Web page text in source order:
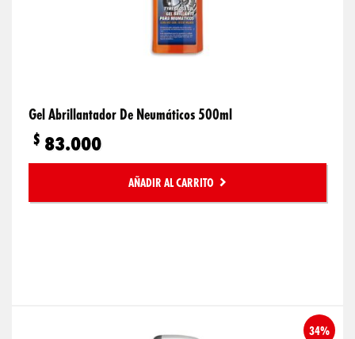
Gel Abrillantador De Neumáticos 500ml
$ 83.000
AÑADIR AL CARRITO
34%